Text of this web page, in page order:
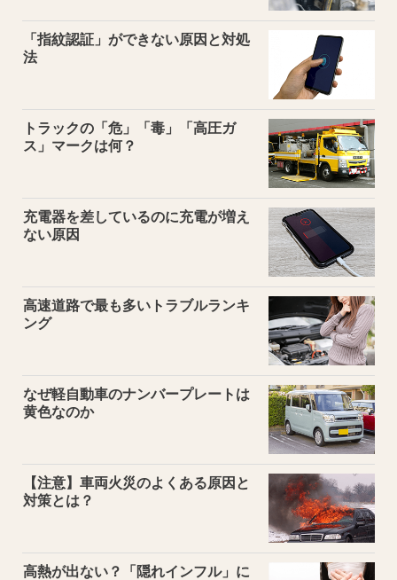
「指紋認証」ができない原因と対処
法
トラックの「危」「毒」「高圧ガ
ス」マークは何？
充電器を差しているのに充電が増え
ない原因
高速道路で最も多いトラブルランキ
ング
なぜ軽自動車のナンバープレートは
黄色なのか
【注意】車両火災のよくある原因と
対策とは？
高熱が出ない？「隠れインフル」に